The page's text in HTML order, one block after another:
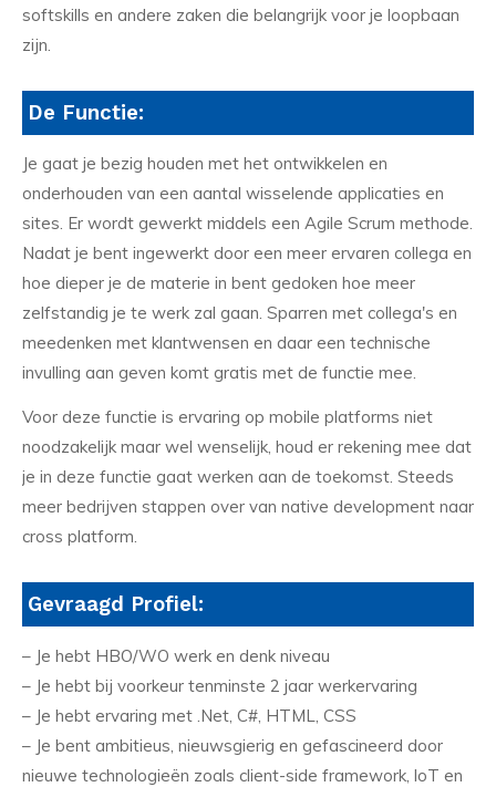
softskills en andere zaken die belangrijk voor je loopbaan
zijn.
De Functie:
Je gaat je bezig houden met het ontwikkelen en
onderhouden van een aantal wisselende applicaties en
sites. Er wordt gewerkt middels een Agile Scrum methode.
Nadat je bent ingewerkt door een meer ervaren collega en
hoe dieper je de materie in bent gedoken hoe meer
zelfstandig je te werk zal gaan. Sparren met collega's en
meedenken met klantwensen en daar een technische
invulling aan geven komt gratis met de functie mee.
Voor deze functie is ervaring op mobile platforms niet
noodzakelijk maar wel wenselijk, houd er rekening mee dat
je in deze functie gaat werken aan de toekomst. Steeds
meer bedrijven stappen over van native development naar
cross platform.
Gevraagd Profiel:
– Je hebt HBO/WO werk en denk niveau
– Je hebt bij voorkeur tenminste 2 jaar werkervaring
– Je hebt ervaring met .Net, C#, HTML, CSS
– Je bent ambitieus, nieuwsgierig en gefascineerd door
nieuwe technologieën zoals client-side framework, loT en